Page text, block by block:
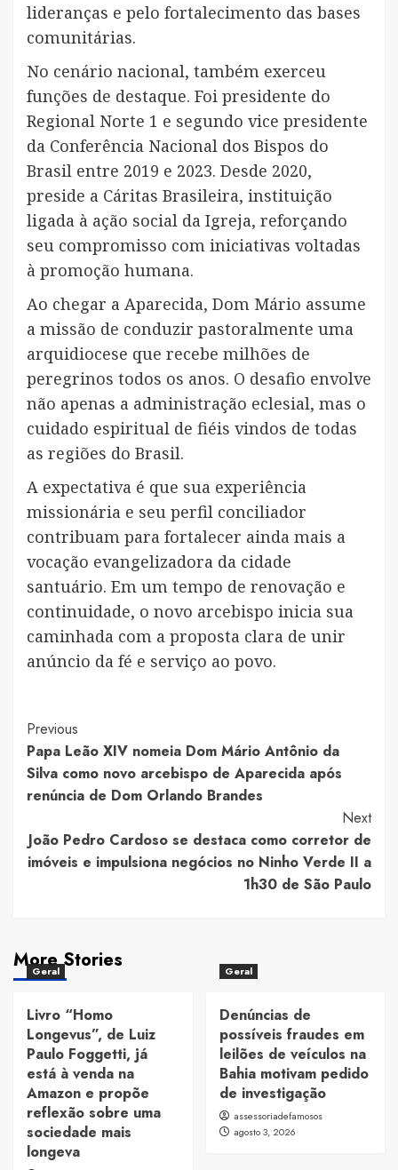
lideranças e pelo fortalecimento das bases
comunitárias.
No cenário nacional, também exerceu
funções de destaque. Foi presidente do
Regional Norte 1 e segundo vice presidente
da Conferência Nacional dos Bispos do
Brasil entre 2019 e 2023. Desde 2020,
preside a Cáritas Brasileira, instituição
ligada à ação social da Igreja, reforçando
seu compromisso com iniciativas voltadas
à promoção humana.
Ao chegar a Aparecida, Dom Mário assume
a missão de conduzir pastoralmente uma
arquidiocese que recebe milhões de
peregrinos todos os anos. O desafio envolve
não apenas a administração eclesial, mas o
cuidado espiritual de fiéis vindos de todas
as regiões do Brasil.
A expectativa é que sua experiência
missionária e seu perfil conciliador
contribuam para fortalecer ainda mais a
vocação evangelizadora da cidade
santuário. Em um tempo de renovação e
continuidade, o novo arcebispo inicia sua
caminhada com a proposta clara de unir
anúncio da fé e serviço ao povo.
Post
Navigation
Previous
Papa Leão XIV nomeia Dom Mário Antônio da
Silva como novo arcebispo de Aparecida após
renúncia de Dom Orlando Brandes
Next
João Pedro Cardoso se destaca como corretor de
imóveis e impulsiona negócios no Ninho Verde II a
1h30 de São Paulo
More Stories
Geral
Livro “Homo
Longevus”, de Luiz
Paulo Foggetti, já
está à venda na
Amazon e propõe
reflexão sobre uma
sociedade mais
longeva
Geral
Denúncias de
possíveis fraudes em
leilões de veículos na
Bahia motivam pedido
de investigação
assessoriadefamosos
agosto 3, 2026